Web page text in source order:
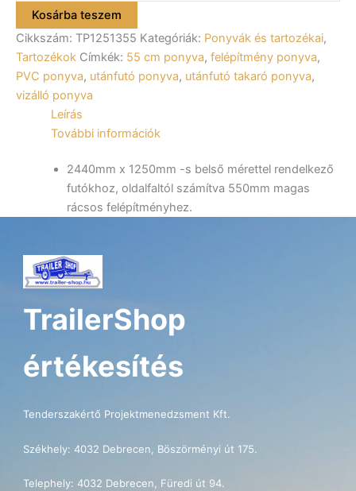
mm,
szürke,
rácsos
felépitményhez
ALFA
12513,
22513,
mennyiség
Kosárba teszem
Cikkszám: TP1251355 Kategóriák: Ponyvák és tartozékai,
Tartozékok Címkék: 55 cm ponyva, felépítmény ponyva,
PVC ponyva, utánfutó ponyva, utánfutó takaró ponyva,
vizálló ponyva
Leírás
További információk
2440mm x 1250mm -s belső mérettel rendelkező
futókhoz, oldalfaltól számítva 550mm magas
rácsos felépítményhez.
TrailerShop
értékesítés
Tenderszakértő Projektmenedzsment Kft.
Székhely: 4032 Debrecen, Böszörményi út 175.
Telephely: 4032 Debrecen, Füredi út 94.